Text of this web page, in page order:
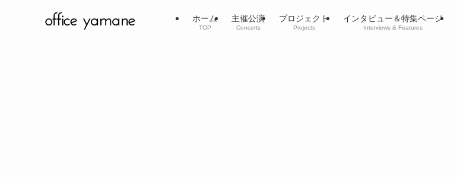
ホーム
TOP
主催公演
Concerts
プロジェクト
Projects
インタビュー＆特集ページ
Interviews & Features